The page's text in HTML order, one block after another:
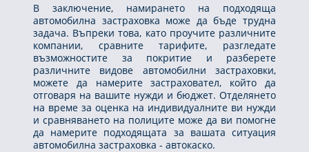
В заключение, намирането на подходяща
автомобилна застраховка може да бъде трудна
задача. Въпреки това, като проучите различните
компании, сравните тарифите, разгледате
възможностите за покритие и разберете
различните видове автомобилни застраховки,
можете да намерите застраховател, който да
отговаря на вашите нужди и бюджет. Отделянето
на време за оценка на индивидуалните ви нужди
и сравняването на полиците може да ви помогне
да намерите подходящата за вашата ситуация
автомобилна застраховка - автокаско.